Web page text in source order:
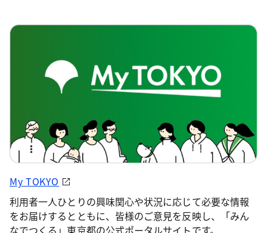
My TOKYO
利用者一人ひとりの興味関心や状況に応じて必要な情報
をお届けするとともに、皆様のご意見を反映し、「みん